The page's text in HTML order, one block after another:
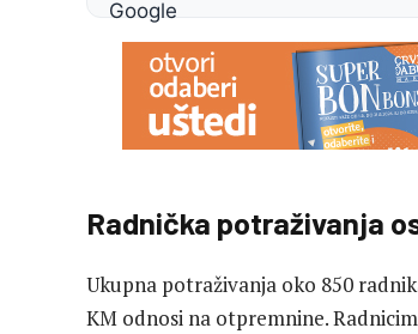
Radnička potraživanja
Ukupna potraživanja oko 850
KM odnosi na otpremnine.